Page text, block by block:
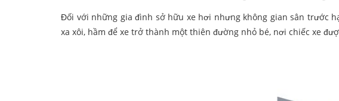
Đối với những gia đình sở hữu xe hơi nhưng không gian sân trước
xa xôi, hầm để xe trở thành một thiên đường nhỏ bé, nơi chiếc xe